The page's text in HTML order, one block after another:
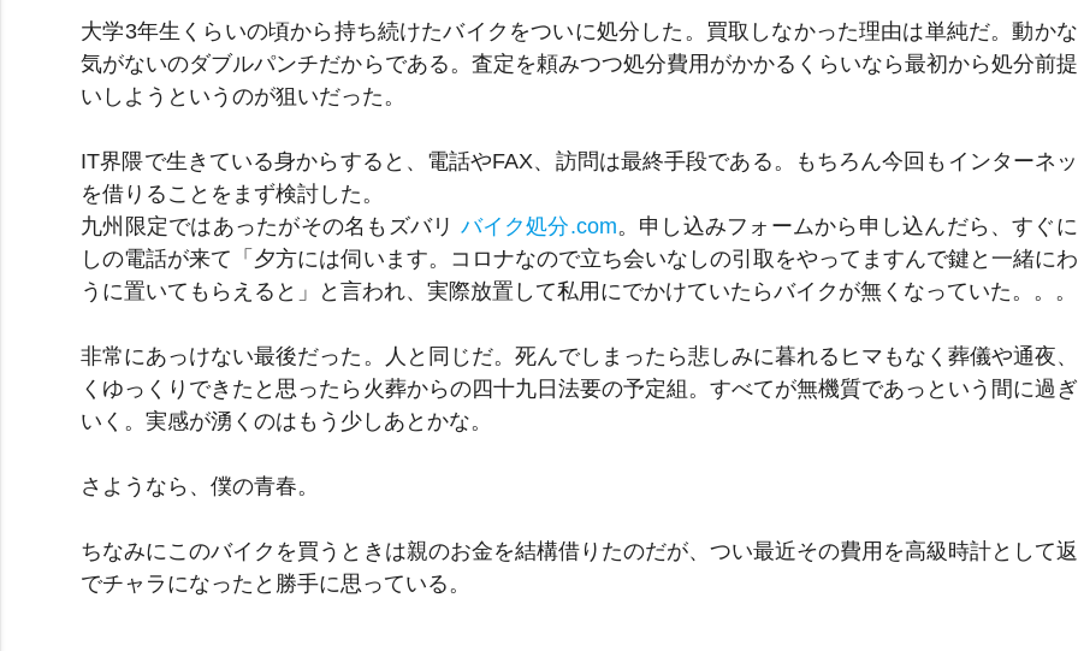
大学3年生くらいの頃から持ち続けたバイクをついに処分した。買取しなかった理由は単純だ。動か
気がないのダブルパンチだからである。査定を頼みつつ処分費用がかかるくらいなら最初から処分前
いしようというのが狙いだった。
IT界隈で生きている身からすると、電話やFAX、訪問は最終手段である。もちろん今回もインターネ
を借りることをまず検討した。
九州限定ではあったがその名もズバリ バイク処分.com。申し込みフォームから申し込んだら、すぐ
しの電話が来て「夕方には伺います。コロナなので立ち会いなしの引取をやってますんで鍵と一緒に
うに置いてもらえると」と言われ、実際放置して私用にでかけていたらバイクが無くなっていた。。。
非常にあっけない最後だった。人と同じだ。死んでしまったら悲しみに暮れるヒマもなく葬儀や通夜
くゆっくりできたと思ったら火葬からの四十九日法要の予定組。すべてが無機質であっという間に過
いく。実感が湧くのはもう少しあとかな。
さようなら、僕の青春。
ちなみにこのバイクを買うときは親のお金を結構借りたのだが、つい最近その費用を高級時計として
でチャラになったと勝手に思っている。